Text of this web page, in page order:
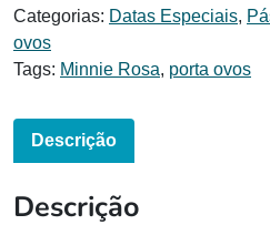
Categorias: Datas Especiais,
ovos
Tags: Minnie Rosa, porta ovos
Descrição
Descrição